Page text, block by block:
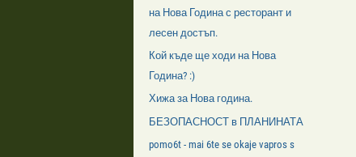
на Нова Година с ресторант и
лесен достъп.
Кой къде ще ходи на Нова
Година? :)
Хижа за Нова година.
БЕЗОПАСНОСТ в ПЛАНИНАТА
pomo6t - mai 6te se okaje vapros s